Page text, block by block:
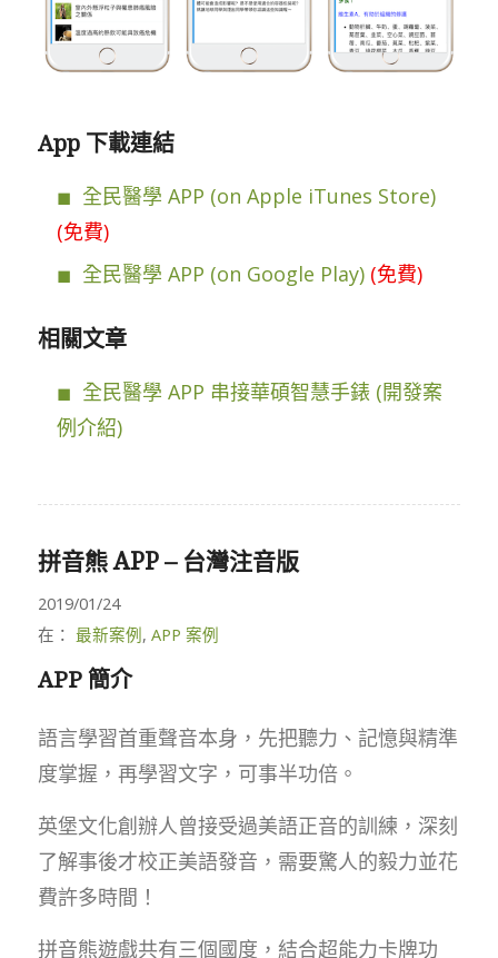
App 下載連結
全民醫學 APP (on Apple iTunes Store)
(免費)
全民醫學 APP (on Google Play) (免費)
相關文章
全民醫學 APP 串接華碩智慧手錶 (開發案
例介紹)
拼音熊 APP – 台灣注音版
2019/01/24
在： 最新案例, APP 案例
APP 簡介
語言學習首重聲音本身，先把聽力、記憶與精準
度掌握，再學習文字，可事半功倍。
英堡文化創辦人曾接受過美語正音的訓練，深刻
了解事後才校正美語發音，需要驚人的毅力並花
費許多時間！
拼音熊遊戲共有三個國度，結合超能力卡牌功